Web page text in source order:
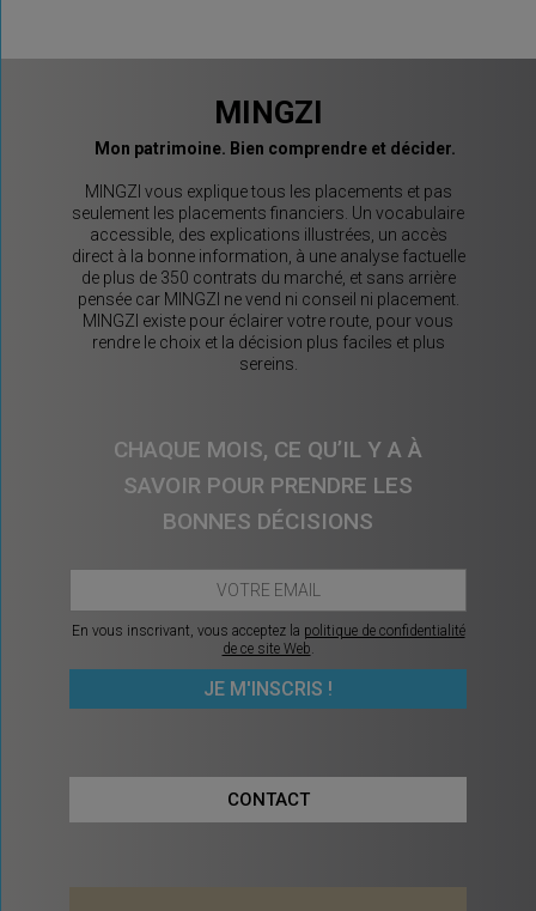
MINGZI
Mon patrimoine. Bien comprendre et décider.
MINGZI vous explique tous les placements et pas
seulement les placements financiers. Un vocabulaire
accessible, des explications illustrées, un accès
direct à la bonne information, à une analyse factuelle
de plus de 350 contrats du marché, et sans arrière
pensée car MINGZI ne vend ni conseil ni placement.
MINGZI existe pour éclairer votre route, pour vous
rendre le choix et la décision plus faciles et plus
sereins.
CHAQUE MOIS, CE QU’IL Y A À
SAVOIR POUR PRENDRE LES
BONNES DÉCISIONS
En vous inscrivant, vous acceptez la politique de confidentialité
de ce site Web.
CONTACT